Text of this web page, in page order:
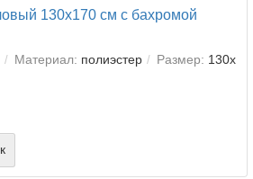
130х170 см с бахромой
Материал: полиэстер Размер: 130х